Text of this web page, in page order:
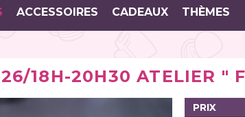
ACCESSOIRES CADEAUX THÈMES
18H-20H30 ATELIER "
PRIX